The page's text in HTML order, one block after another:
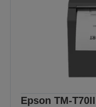
Epson TM-